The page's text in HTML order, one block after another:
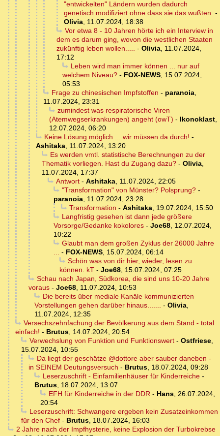
"entwickelten" Ländern wurden dadurch
genetisch modifiziert ohne dass sie das wußten. -
Olivia, 11.07.2024, 18:38
Vor etwa 8 - 10 Jahren hörte ich ein Interview in
dem es darum ging, wovon die westlichen Staaten
zukünftig leben wollen..... - Olivia, 11.07.2024,
17:12
Leben wird man immer können ... nur auf
welchem Niveau? - FOX-NEWS, 15.07.2024,
05:53
Frage zu chinesischen Impfstoffen - paranoia,
11.07.2024, 23:31
zumindest was respiratorische Viren
(Atemwegserkrankungen) angeht (owT) - Ikonoklast,
12.07.2024, 06:20
Keine Lösung möglich ... wir müssen da durch! -
Ashitaka, 11.07.2024, 13:20
Es werden vmtl. statistische Berechnungen zu der
Thematik vorliegen. Hast du Zugang dazu? - Olivia,
11.07.2024, 17:37
Antwort- Ashitaka, 11.07.2024, 22:05
"Transformation" von Münster? Polsprung?-
paranoia, 11.07.2024, 23:28
Transformation - Ashitaka, 19.07.2024, 15:50
Langfristig gesehen ist dann jede größere
Vorsorge/Gedanke kokolores - Joe68, 12.07.2024,
10:22
Glaubt man dem großen Zyklus der 26000 Jahre
... - FOX-NEWS, 15.07.2024, 06:14
Schön was von dir hier, wieder, lesen zu
können. kT - Joe68, 15.07.2024, 07:25
Schau nach Japan, Südkorea, die sind uns 10-20 Jahre
voraus - Joe68, 11.07.2024, 10:53
Die bereits über mediale Kanäle kommunizierten
Vorstellungen gehen darüber hinaus....... - Olivia,
11.07.2024, 12:35
Versechszehnfachung der Bevölkerung aus dem Stand - total
einfach! - Brutus, 14.07.2024, 20:54
Verwechslung von Funktion und Funktionswert- Ostfriese,
15.07.2024, 10:55
Da liegt der geschätze @dottore aber sauber daneben -
in SEINEM Deutungsversuch - Brutus, 18.07.2024, 09:28
Leserzuschrift - Einfamilienhäuser für Kinderreiche-
Brutus, 18.07.2024, 13:07
EFH für Kinderreiche in der DDR- Hans, 26.07.2024,
20:54
Leserzuschrift: Schwangere ergeben kein Zusatzeinkommen
für den Chef - Brutus, 18.07.2024, 16:03
2 Jahre nach der Impfhysterie, keine Explosion der Turbokrebse